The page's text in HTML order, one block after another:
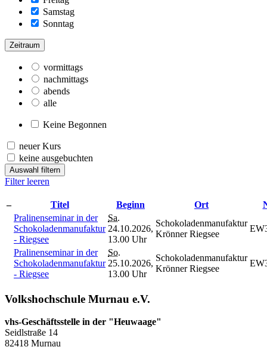
Samstag
Sonntag
Zeitraum
vormittags
nachmittags
abends
alle
Keine Begonnen
neuer Kurs
keine ausgebuchten
Auswahl filtern
Filter leeren
– Titel Beginn Ort
Pralinenseminar in der
Schokoladenmanufaktur
- Riegsee
Sa.
24.10.2026,
13.00 Uhr
Schokoladenmanufaktur
Krönner Riegsee
Pralinenseminar in der
Schokoladenmanufaktur
- Riegsee
So.
25.10.2026,
13.00 Uhr
Schokoladenmanufaktur
Krönner Riegsee
Volkshochschule Murnau e.V.
vhs-Geschäftsstelle in der "Heuwaage"
Seidlstraße 14
82418 Murnau